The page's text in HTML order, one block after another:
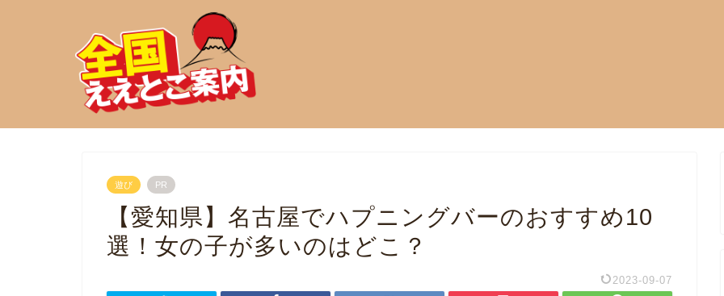
遊び PR
【愛知県】名古屋でハプニングバーのおすすめ10
選！女の子が多いのはどこ？
2023-09-07